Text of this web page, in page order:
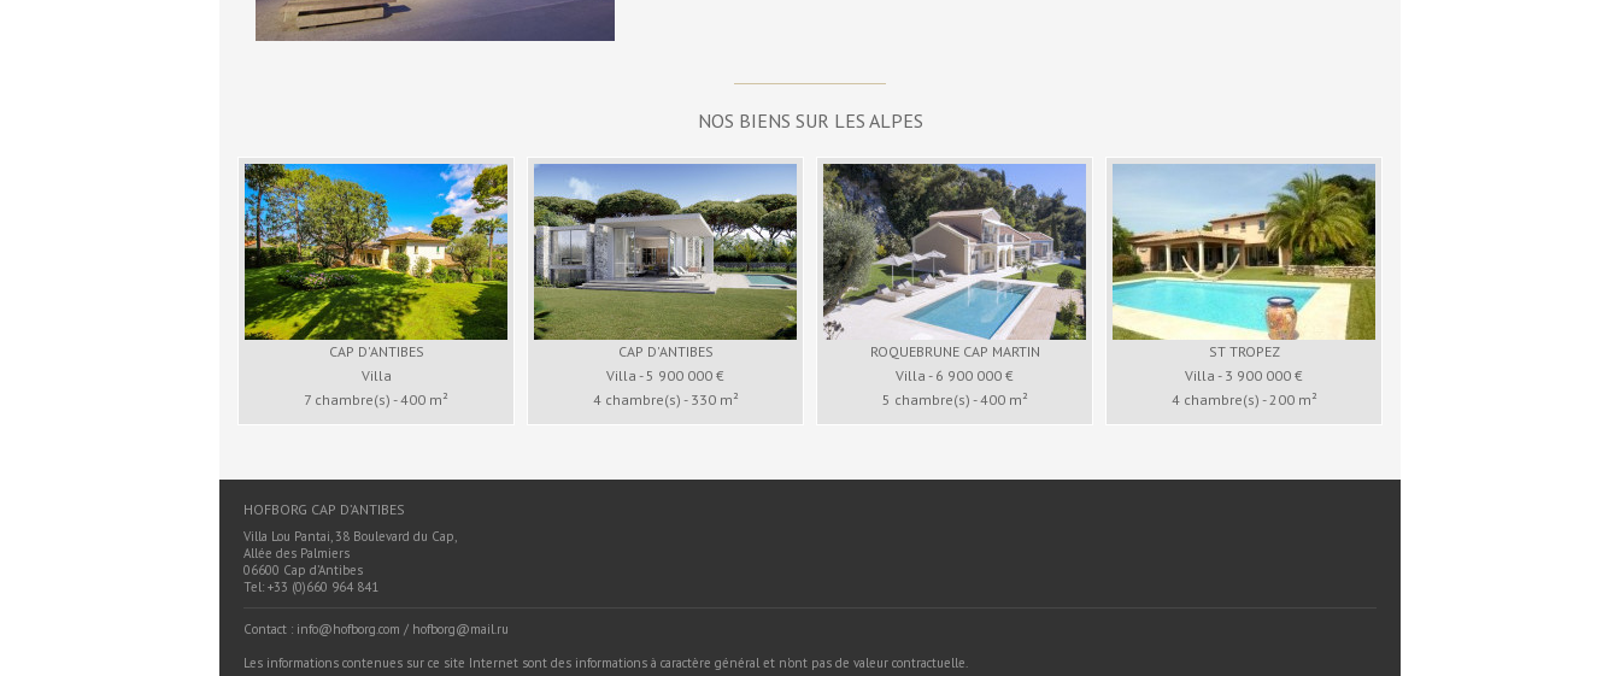
NOS BIENS SUR LES ALPES
CAP D'ANTIBES
Villa
7 chambre(s) - 400 m²
CAP D'ANTIBES
Villa - 5 900 000 €
4 chambre(s) - 330 m²
ROQUEBRUNE CAP MARTIN
Villa - 6 900 000 €
5 chambre(s) - 400 m²
ST TROPEZ
Villa - 3 900 000 €
4 chambre(s) - 200 m²
HOFBORG CAP D’ANTIBES
Villa Lou Pantai, 38 Boulevard du Cap,
Allée des Palmiers
06600 Cap d’Antibes
Tel: +33 (0)660 964 841
Contact : info@hofborg.com / hofborg@mail.ru
Les informations contenues sur ce site Internet sont des informations à caractère général et n'ont pas de valeur contractuelle.